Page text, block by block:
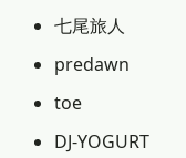
七尾旅人
predawn
toe
DJ-YOGURT